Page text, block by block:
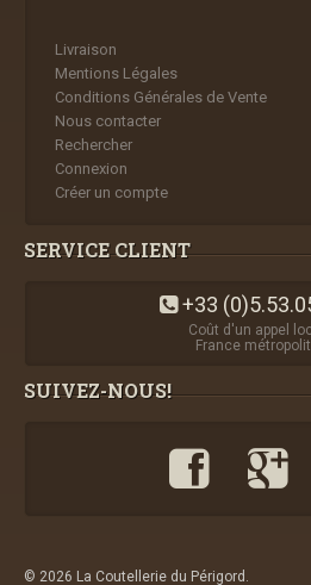
Livraison
Mentions Légales
Conditions Générales de Vente
Nous contacter
Rechercher
Connexion
Créer un compte
SERVICE CLIENT
+33
Coût d'un appel
France
SUIVEZ-NOUS!
© 2026 La Coutellerie du Périgord.